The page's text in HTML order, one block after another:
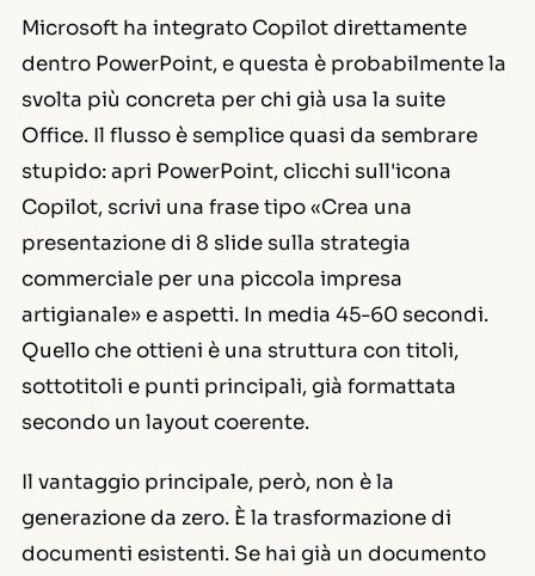
Microsoft ha integrato Copilot direttamente
dentro PowerPoint, e questa è probabilmente la
svolta più concreta per chi già usa la suite
Office. Il flusso è semplice quasi da sembrare
stupido: apri PowerPoint, clicchi sull'icona
Copilot, scrivi una frase tipo «Crea una
presentazione di 8 slide sulla strategia
commerciale per una piccola impresa
artigianale» e aspetti. In media 45-60 secondi.
Quello che ottieni è una struttura con titoli,
sottotitoli e punti principali, già formattata
secondo un layout coerente.
Il vantaggio principale, però, non è la
generazione da zero. È la trasformazione di
documenti esistenti. Se hai già un documento